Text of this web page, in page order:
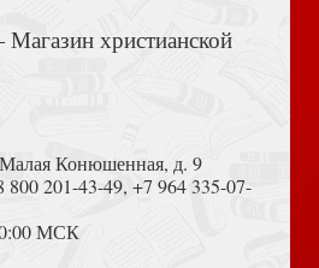
княгини Ольги в
(Тихоний Африканский)
христианской
Конюшенная, д. 9
800 201-43-49, +7 964 335-07-
МСК